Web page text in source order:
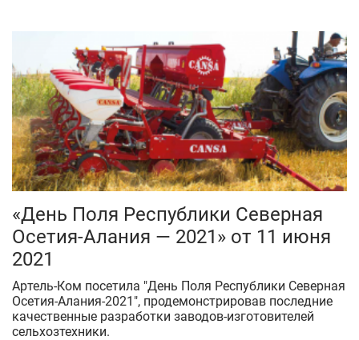
«День Поля Республики Северная
Осетия-Алания — 2021» от 11 июня
2021
Артель-Ком посетила "День Поля Республики Северная
Осетия-Алания-2021", продемонстрировав последние
качественные разработки заводов-изготовителей
сельхозтехники.